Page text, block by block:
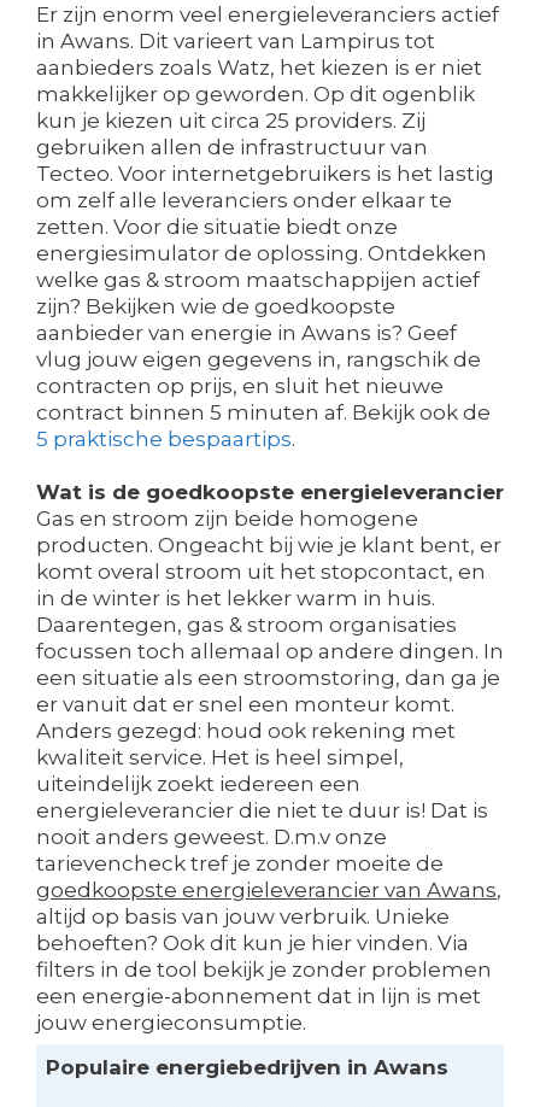
Er zijn enorm veel energieleveranciers actief
in Awans. Dit varieert van Lampirus tot
aanbieders zoals Watz, het kiezen is er niet
makkelijker op geworden. Op dit ogenblik
kun je kiezen uit circa 25 providers. Zij
gebruiken allen de infrastructuur van
Tecteo. Voor internetgebruikers is het lastig
om zelf alle leveranciers onder elkaar te
zetten. Voor die situatie biedt onze
energiesimulator de oplossing. Ontdekken
welke gas & stroom maatschappijen actief
zijn? Bekijken wie de goedkoopste
aanbieder van energie in Awans is? Geef
vlug jouw eigen gegevens in, rangschik de
contracten op prijs, en sluit het nieuwe
contract binnen 5 minuten af. Bekijk ook de
5 praktische bespaartips.
Wat is de goedkoopste energieleverancier
Gas en stroom zijn beide homogene
producten. Ongeacht bij wie je klant bent, er
komt overal stroom uit het stopcontact, en
in de winter is het lekker warm in huis.
Daarentegen, gas & stroom organisaties
focussen toch allemaal op andere dingen. In
een situatie als een stroomstoring, dan ga je
er vanuit dat er snel een monteur komt.
Anders gezegd: houd ook rekening met
kwaliteit service. Het is heel simpel,
uiteindelijk zoekt iedereen een
energieleverancier die niet te duur is! Dat is
nooit anders geweest. D.m.v onze
tarievencheck tref je zonder moeite de
goedkoopste energieleverancier van Awans,
altijd op basis van jouw verbruik. Unieke
behoeften? Ook dit kun je hier vinden. Via
filters in de tool bekijk je zonder problemen
een energie-abonnement dat in lijn is met
jouw energieconsumptie.
Populaire energiebedrijven in Awans